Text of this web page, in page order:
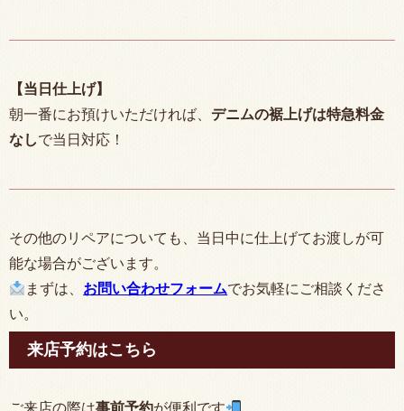
【当日仕上げ】
朝一番にお預けいただければ、 デニムの裾上げは特急料金
なしで当日対応！
その他のリペアについても、当日中に仕上げてお渡しが可
能な場合がございます。
まずは、 お問い合わせフォームでお気軽にご相談くださ
い。
来店予約はこちら
ご来店の際は事前予約が便利です